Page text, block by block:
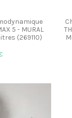
5 - MURAL
(269110)